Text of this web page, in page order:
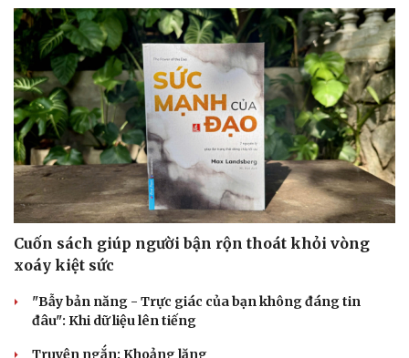
Cuốn sách giúp người bận rộn thoát khỏi vòng
xoáy kiệt sức
"Bẫy bản năng - Trực giác của bạn không đáng tin
đâu": Khi dữ liệu lên tiếng
Truyện ngắn: Khoảng lặng